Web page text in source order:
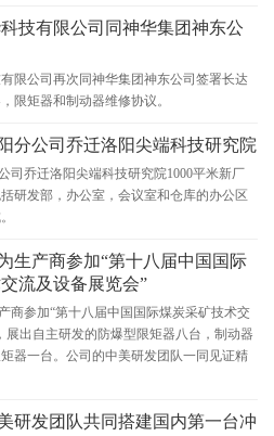
技有限公司同神华集团神东公
限公司再次同神华集团神东公司签署长达
限矩器和制动器维修协议。
分公司乔迁洛阳尖端科技研究院
司乔迁洛阳尖端科技研究院1000平米新厂
研发部，办公室，会议室和仓库的办公区
生产商参加“第十八届中国国际
流及设备展览会”
商参加“第十八届中国国际煤炭采矿技术交
展出自主研发的防爆型限矩器八台，制动器
器一台。公司的中美研发团队一同见证精
研发团队共同搭建国内第一台冲